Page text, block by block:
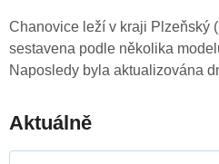
Chanovice leží v kraji Plzeňský
sestavena podle několika
Naposledy byla aktualizována
Aktuálně